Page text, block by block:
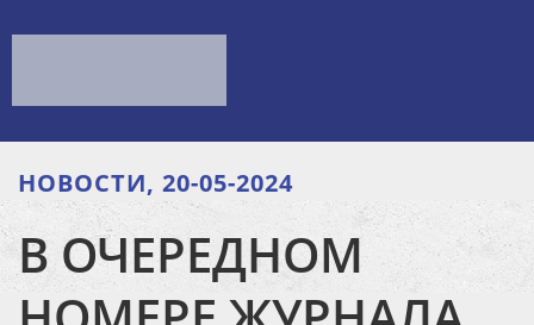
НОВОСТИ, 20-05-2024
В ОЧЕРЕДНОМ